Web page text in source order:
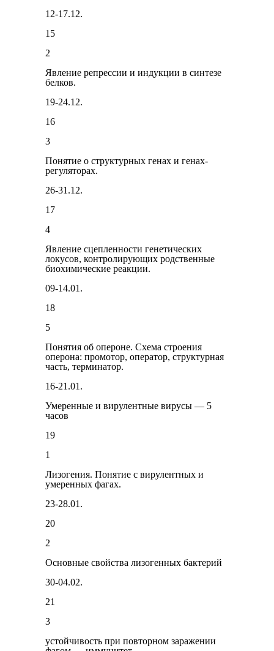
12-17.12.
15
2
Явление ре­прессии и индукции в синтезе
белков.
19-24.12.
16
3
Понятие о структурных генах и генах-
регуляторах.
26-31.12.
17
4
Явление сцепленности генетических
локусов, контролирующих родственные
биохимические реакции.
09-14.01.
18
5
Понятия об опероне. Схема строения
оперона: промотор, опера­тор, структурная
часть, терминатор.
16-21.01.
Умеренные и вирулентные вирусы — 5
часов
19
1
Лизогения. Понятие с вирулентных и
умеренных фагах.
23-28.01.
20
2
Основные свойства лизогенных бактерий
30-04.02.
21
3
устойчивость при повторном заражении